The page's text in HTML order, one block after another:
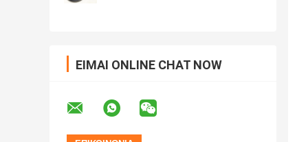
ΕΊΜΑΙ ONLINE CHAT NOW